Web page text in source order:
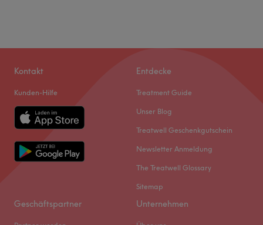
Kontakt
Kunden-Hilfe
Entdecke
Treatment Guide
Unser Blog
Treatwell Geschenkgutschein
Newsletter Anmeldung
The Treatwell Glossary
Sitemap
Geschäftspartner Unternehmen